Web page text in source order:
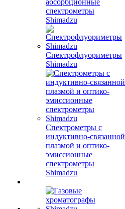
абсорбционные
спектрометры
Shimadzu
Спектрофлуориметры
Shimadzu
Спектрометры с
индуктивно-связанной
плазмой и оптико-
эмиссионные
спектрометры
Shimadzu